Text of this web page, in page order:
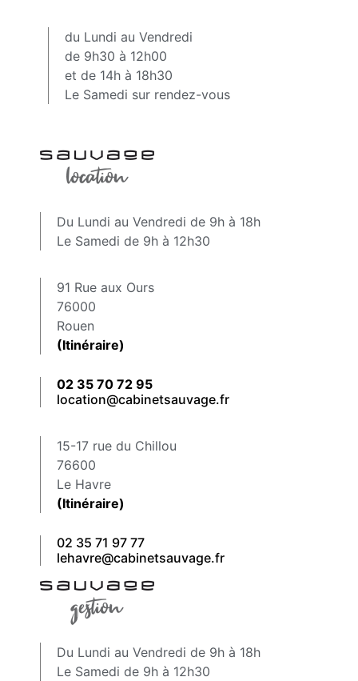
du Lundi au Vendredi
de 9h30 à 12h00
et de 14h à 18h30
Le Samedi sur rendez-vous
Du Lundi au Vendredi de 9h à 18h
Le Samedi de 9h à 12h30
91 Rue aux Ours
76000
Rouen
(Itinéraire)
02 35 70 72 95
location@cabinetsauvage.fr
15-17 rue du Chillou
76600
Le Havre
(Itinéraire)
02 35 71 97 77
lehavre@cabinetsauvage.fr
Du Lundi au Vendredi de 9h à 18h
Le Samedi de 9h à 12h30